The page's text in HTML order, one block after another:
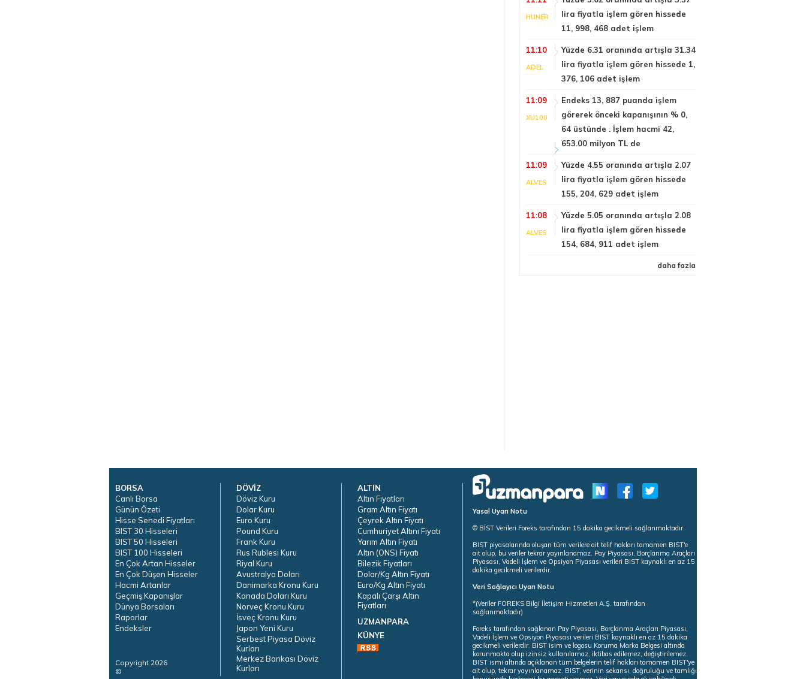
HUNER
lira fiyatla işlem gören hissede
11, 998, 468 adet işlem
11:10
ADEL
Yüzde 6.31 oranında artışla 31.34
lira fiyatla işlem gören hissede 1,
376, 106 adet işlem
11:09
XU100
Endeks 13, 887 puanda işlem
görerek önceki kapanışının % 0,
64 üstünde . İşlem hacmi 42,
653.00 milyon TL de
11:09
ALVES
Yüzde 4.55 oranında artışla 2.07
lira fiyatla işlem gören hissede
155, 204, 629 adet işlem
11:08
ALVES
Yüzde 5.05 oranında artışla 2.08
lira fiyatla işlem gören hissede
154, 684, 911 adet işlem
daha fazla
BORSA
Canlı Borsa
Günün Özeti
Hisse Senedi Fiyatları
BIST 30 Hisseleri
BIST 50 Hisseleri
BIST 100 Hisseleri
En Çok Artan Hisseler
En Çok Düşen Hisseler
Hacmi Artanlar
Geçmiş Kapanışlar
Dünya Borsaları
Raporlar
Endeksler
Copyright 2026
©
DÖVİZ
Döviz Kuru
Dolar Kuru
Euro Kuru
Pound Kuru
Frank Kuru
Rus Rublesi Kuru
Riyal Kuru
Avustralya Doları
Danimarka Kronu Kuru
Kanada Doları Kuru
Norveç Kronu Kuru
İsveç Kronu Kuru
Japon Yeni Kuru
Serbest Piyasa Döviz
Kurları
Merkez Bankası Döviz
Kurları
ALTIN
Altın Fiyatları
Gram Altın Fiyatı
Çeyrek Altın Fiyatı
Cumhuriyet Altını Fiyatı
Yarım Altın Fiyatı
Altın (ONS) Fiyatı
Bilezik Fiyatları
Dolar/Kg Altın Fiyatı
Euro/Kg Altın Fiyatı
Kapalı Çarşı Altın
Fiyatları
UZMANPARA
KÜNYE
Yasal Uyarı Notu
© BİST Verileri Foreks tarafından 15 dakika gecikmeli sağlanmaktadır.
BIST piyasalarında oluşan tüm verilere ait telif hakları tamamen BIST'e
ait olup, bu veriler tekrar yayınlanamaz. Pay Piyasası, Borçlanma Araçları
Piyasası, Vadeli İşlem ve Opsiyon Piyasası verileri BIST kaynaklı en az 15
dakika gecikmeli verilerdir.
Veri Sağlayıcı Uyarı Notu
*(Veriler FOREKS Bilgi İletişim Hizmetleri A.Ş. tarafından
sağlanmaktadır)
Foreks tarafından sağlanan Pay Piyasası, Borçlanma Araçları Piyasası,
Vadeli İşlem ve Opsiyon Piyasası verileri BIST kaynaklı en az 15 dakika
gecikmeli verilerdir. BIST isim ve logosu Koruma Marka Belgesi altında
korunmakta olup izinsiz kullanılamaz, iktibas edilemez, değiştirilemez.
BIST ismi altında açıklanan tüm belgelerin telif hakları tamamen BIST'ye
ait olup, tekrar yayınlanamaz. BIST, verinin sekansı, doğruluğu ve tamlığı